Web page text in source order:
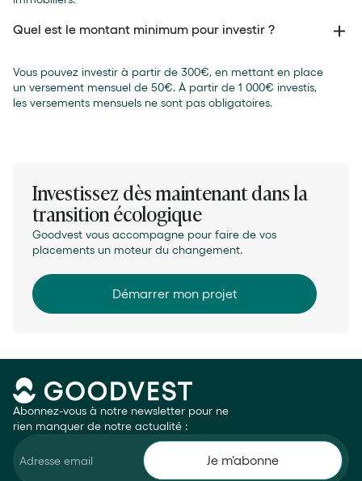
Quel est le montant minimum pour investir ?
Vous pouvez investir à partir de 300€, en mettant en place
un versement mensuel de 50€. À partir de 1 000€ investis,
les versements mensuels ne sont pas obligatoires.
Investissez dès maintenant dans la
transition écologique
Goodvest vous accompagne pour faire de vos
placements un moteur du changement.
Démarrer mon projet
Abonnez-vous à notre newsletter pour ne
rien manquer de notre actualité :